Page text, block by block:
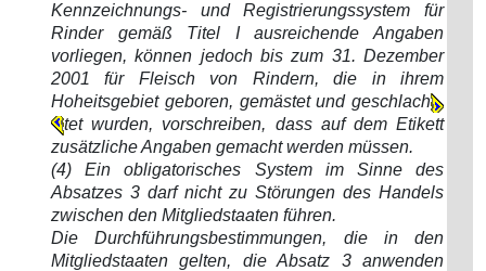
Kennzeichnungs- und Registrierungssystem für
Rinder gemäß Titel I ausreichende Angaben
vorliegen, können jedoch bis zum 31. Dezember
2001 für Fleisch von Rindern, die in ihrem
Hoheitsgebiet geboren, gemästet und geschlach
tet wurden, vorschreiben, dass auf dem Etikett
zusätzliche Angaben gemacht werden müssen.
(4) Ein obligatorisches System im Sinne des
Absatzes 3 darf nicht zu Störungen des Handels
zwischen den Mitgliedstaaten führen.
Die Durchführungsbestimmungen, die in den
Mitgliedstaaten gelten, die Absatz 3 anwenden